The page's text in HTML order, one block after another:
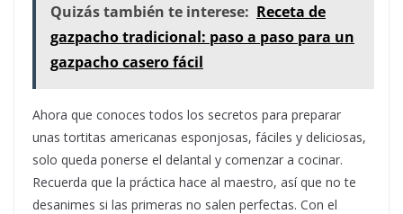
Quizás también te interese: Receta de
gazpacho tradicional: paso a paso para un
gazpacho casero fácil
Ahora que conoces todos los secretos para preparar
unas tortitas americanas esponjosas, fáciles y deliciosas,
solo queda ponerse el delantal y comenzar a cocinar.
Recuerda que la práctica hace al maestro, así que no te
desanimes si las primeras no salen perfectas. Con el